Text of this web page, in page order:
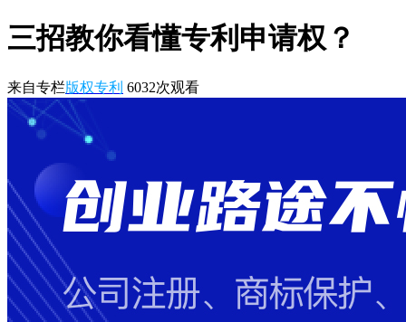
三招教你看懂专利申请权？
来自专栏版权专利 6032次观看